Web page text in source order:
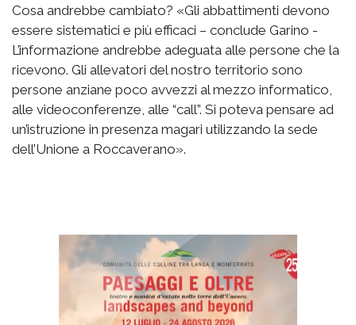
Cosa andrebbe cambiato? «Gli abbattimenti devono
essere sistematici e più efficaci – conclude Garino -
L’informazione andrebbe adeguata alle persone che la
ricevono. Gli allevatori del nostro territorio sono
persone anziane poco avvezzi al mezzo informatico,
alle videoconferenze, alle “call”. Si poteva pensare ad
un’istruzione in presenza magari utilizzando la sede
dell’Unione a Roccaverano».